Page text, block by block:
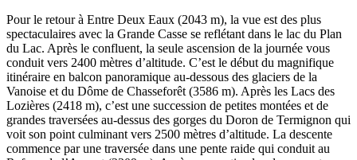
Pour le retour à Entre Deux Eaux (2043 m), la vue est des plus
spectaculaires avec la Grande Casse se reflétant dans le lac du Plan
du Lac. Après le confluent, la seule ascension de la journée vous
conduit vers 2400 mètres d’altitude. C’est le début du magnifique
itinéraire en balcon panoramique au-dessous des glaciers de la
Vanoise et du Dôme de Chasseforêt (3586 m). Après les Lacs des
Lozières (2418 m), c’est une succession de petites montées et de
grandes traversées au-dessus des gorges du Doron de Termignon qui
voit son point culminant vers 2500 mètres d’altitude. La descente
commence par une traversée dans une pente raide qui conduit au